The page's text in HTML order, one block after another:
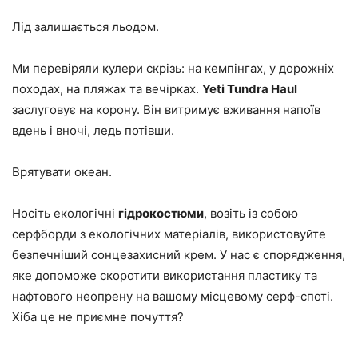
Лід залишається льодом.
Ми перевіряли кулери скрізь: на кемпінгах, у дорожніх
походах, на пляжах та вечірках. Yeti Tundra Haul
заслуговує на корону. Він витримує вживання напоїв
вдень і вночі, ледь потівши.
Врятувати океан.
Носіть екологічні гідрокостюми, возіть із собою
серфборди з екологічних матеріалів, використовуйте
безпечніший сонцезахисний крем. У нас є спорядження,
яке допоможе скоротити використання пластику та
нафтового неопрену на вашому місцевому серф-споті.
Хіба це не приємне почуття?